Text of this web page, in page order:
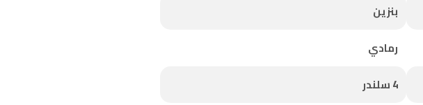
بنزين
رمادي
4 سلندر